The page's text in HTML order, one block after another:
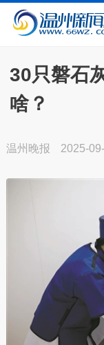
30只磐石
啥？
温州晚报 2025-